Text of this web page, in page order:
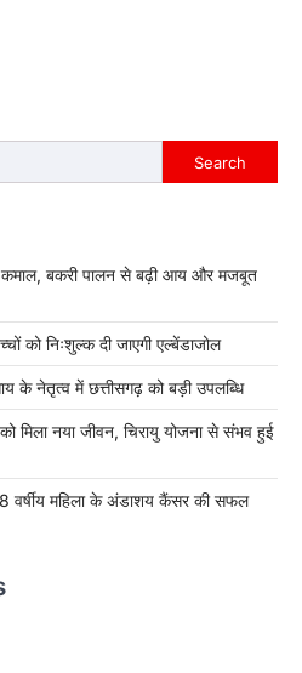
Search
कमाल, बकरी पालन से बढ़ी आय और मजबूत
को निःशुल्क दी जाएगी एल्बेंडाजोल
के नेतृत्व में छत्तीसगढ़ को बड़ी उपलब्धि
मिला नया जीवन, चिरायु योजना से संभव हुई
वर्षीय महिला के अंडाशय कैंसर की सफल